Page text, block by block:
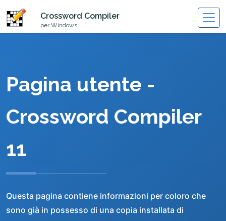
Crossword Compiler
per Windows
Pagina utente -
Crossword Compiler
11
Questa pagina contiene informazioni per coloro che
sono già in possesso di una copia installata di